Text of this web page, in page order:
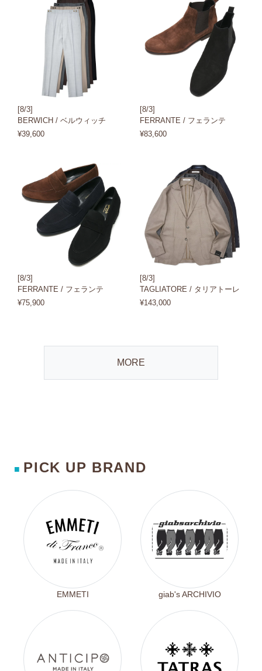
[8/3]
BERWICH / ベルウィッチ
¥39,600
[8/3]
FERRANTE / フェランテ
¥83,600
[8/3]
FERRANTE / フェランテ
¥75,900
[8/3]
TAGLIATORE / タリアトーレ
¥143,000
MORE
■ PICK UP BRAND
EMMETI giab's ARCHIVIO